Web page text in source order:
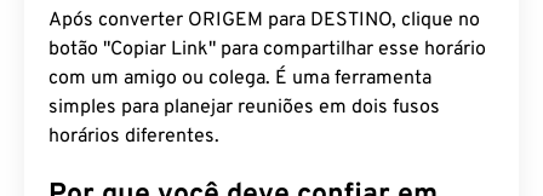
Após converter ORIGEM para DESTINO, clique no
botão "Copiar Link" para compartilhar esse horário
com um amigo ou colega. É uma ferramenta
simples para planejar reuniões em dois fusos
horários diferentes.